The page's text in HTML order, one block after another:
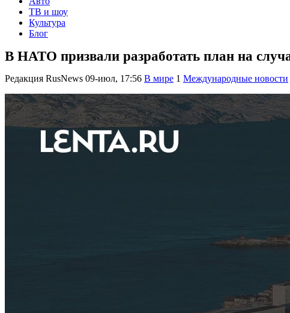
ТВ и шоу
Культура
Блог
В НАТО призвали разработать план на
Редакция RusNews 09-июл, 17:56 В мире 1 Международные новости